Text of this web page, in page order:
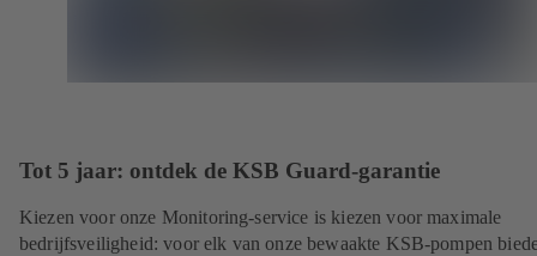
Tot 5 jaar: ontdek de KSB Guard-garantie
Kiezen voor onze Monitoring-service is kiezen voor maximale
bedrijfsveiligheid: voor elk van onze bewaakte KSB-pompen